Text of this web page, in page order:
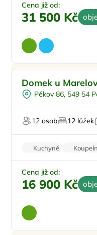
Cena již od:
31 500 Kč
Venkovní bazén
Pro turisty
Pro relaxaci
Domek u
Pěkov 86, 549 54
12 osob 12 lůžek
Kuchyně
Zvířata povolena
Cena již od:
16 900 Kč